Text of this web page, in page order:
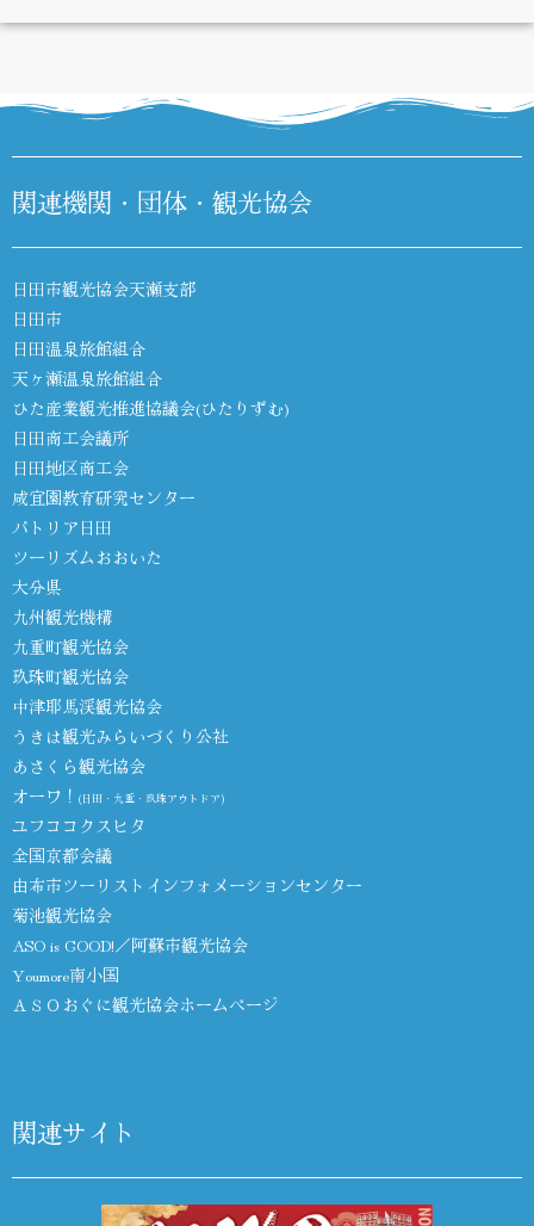
DIARY
関連機関・団体・観光協会
日田市観光協会天瀬支部
日田市
日田温泉旅館組合
天ヶ瀬温泉旅館組合
ひた産業観光推進協議会(ひたりずむ)
日田商工会議所
日田地区商工会
咸宜園教育研究センター
パトリア日田
ツーリズムおおいた
大分県
九州観光機構
九重町観光協会
玖珠町観光協会
中津耶馬渓観光協会
うきは観光みらいづくり公社
あさくら観光協会
オーワ！ (日田・九重・玖珠アウトドア)
ユフココクスヒタ
全国京都会議
由布市ツーリストインフォメーションセンター
菊池観光協会
ASO is GOOD!／阿蘇市観光協会
Youmore南小国
ＡＳＯおぐに観光協会ホームページ
関連サイト